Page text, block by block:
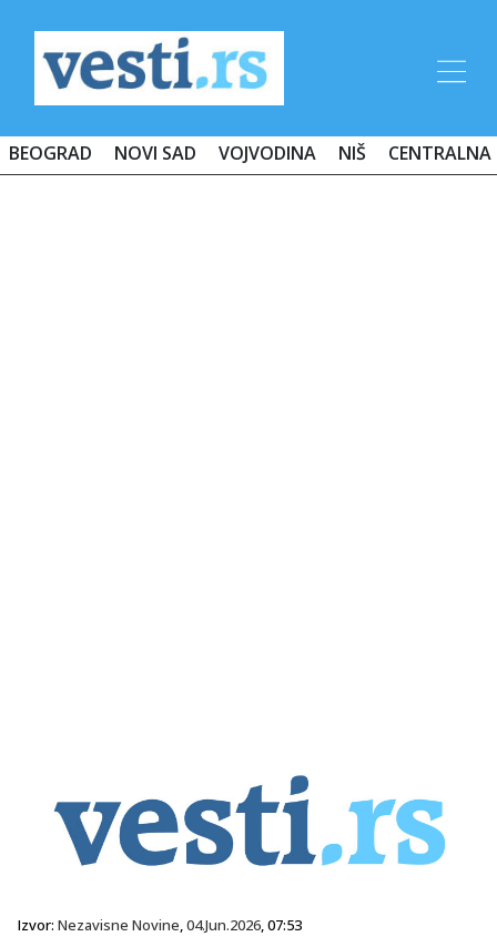
BEOGRAD NOVI SAD VOJVODINA NIŠ CENTRALNA
Izvor: Nezavisne Novine,04.Jun.2026, 07:53